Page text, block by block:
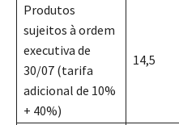
Produtos
sujeitos à ordem
executiva de
30/07 (tarifa
adicional de 10%
+ 40%)
14,5